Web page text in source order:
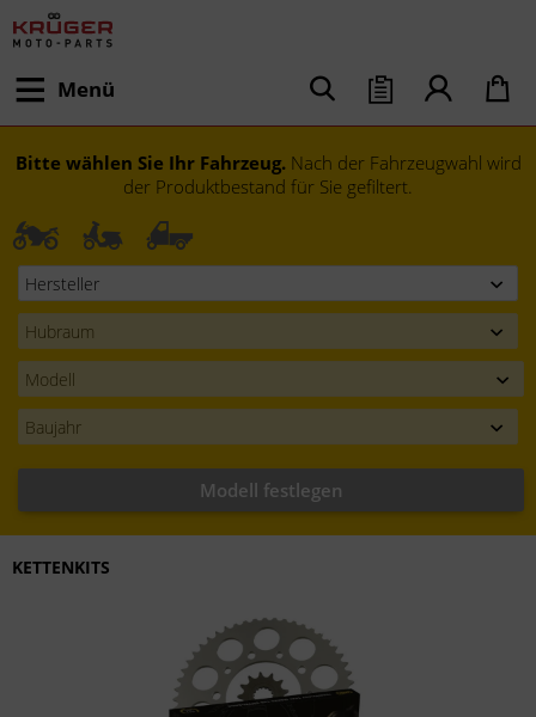
Menü
Bitte wählen Sie Ihr Fahrzeug. Nach der Fahrzeugwahl wird
der Produktbestand für Sie gefiltert.
Modell festlegen
KETTENKITS